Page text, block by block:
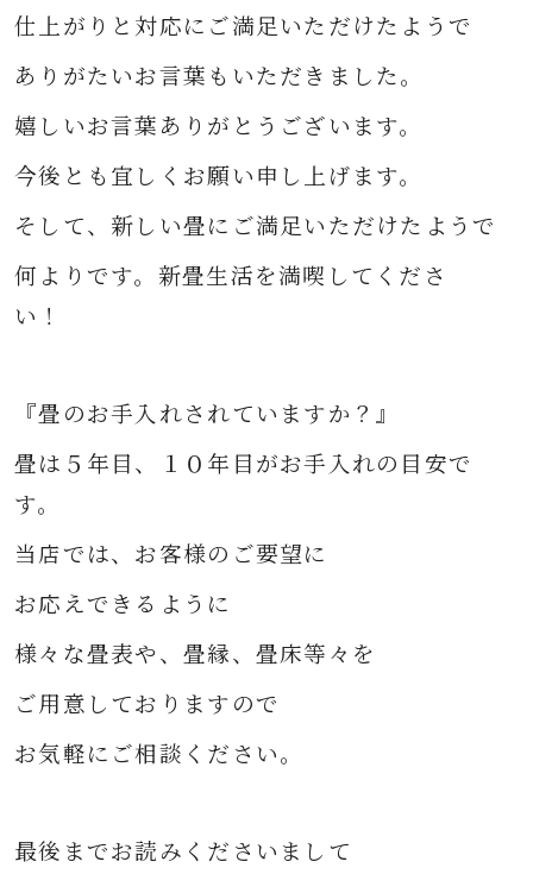
仕上がりと対応にご満足いただけたようで
ありがたいお言葉もいただきました。
嬉しいお言葉ありがとうございます。
今後とも宜しくお願い申し上げます。
そして、新しい畳に ご満足いただけたようで
何よりです。 新畳生活を満喫してくださ
い！
『畳のお手入れされていますか？』
畳は５年目、１０年目がお手入れの目安で
す。
当店では、お客様のご要望に
お応えできるように
様々な畳表や、畳縁、畳床等々を
ご用意しておりますので
お気軽にご相談ください。
最後までお読みくださいまして